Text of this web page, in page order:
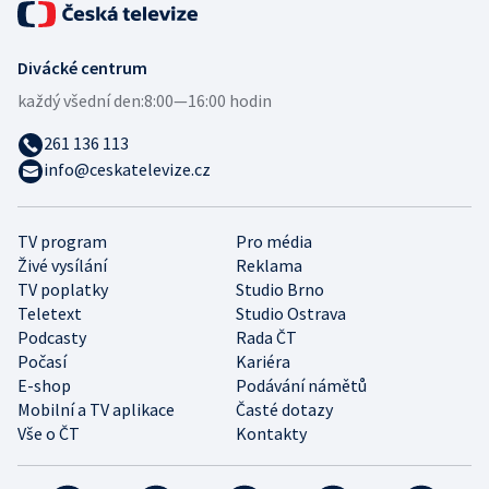
TV program
Pro média
Živé vysílání
Reklama
TV poplatky
Studio Brno
Teletext
Studio Ostrava
Podcasty
Rada ČT
Počasí
Kariéra
E-shop
Podávání námětů
Mobilní a TV aplikace
Časté dotazy
Vše o ČT
Kontakty
Divácké centrum
každý všední den:8:00—16:00 hodin
261 136 113
info@ceskatelevize.cz